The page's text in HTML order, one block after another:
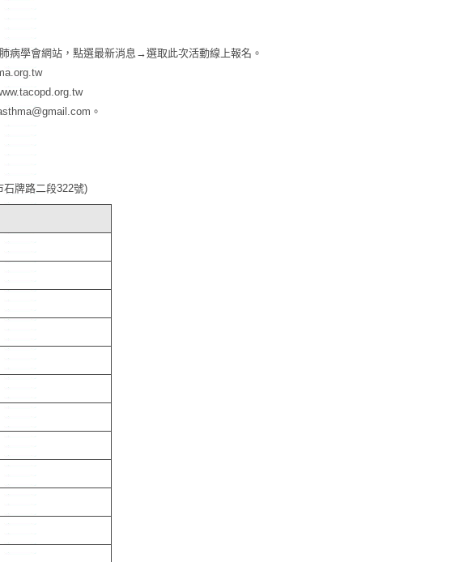
病學會網站，點選最新消息→選取此次活動線上報名。
。
牌路二段322號)